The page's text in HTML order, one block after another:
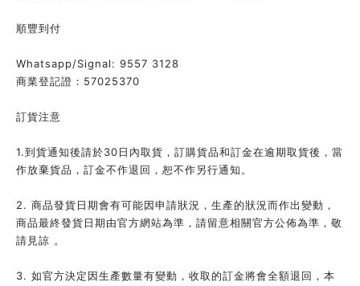
順豐到付
Whatsapp/Signal: 9557 3128
商業登記證：57025370
訂貨注意
1.到貨通知後請於30日內取貨，訂購貨品和訂金在逾期取貨後，當
作放棄貨品，訂金不作退回，恕不作另行通知。
2. 商品發貨日期會有可能因申請狀況，生產的狀況而作出變動，
商品最終發貨日期由官方網站為準，請留意相關官方公佈為準，敬
請見諒 。
3. 如官方決定因生產數量有變動，收取的訂金將會全額退回，本